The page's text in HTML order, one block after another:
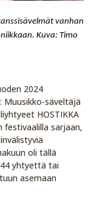
vanhan
Kuva: Timo
2024
säveltäjä
HOSTIKKA
festivaalilla sarjaan,
oli tällä
yhtyettä tai
asemaan